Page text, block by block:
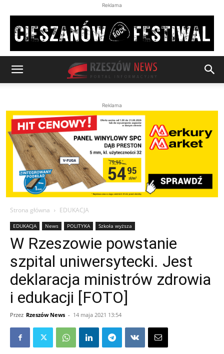
Reklama
Reklama
Strona główna EDUKACJA
EDUKACJA News POLITYKA Szkoła wyższa
W Rzeszowie powstanie
szpital uniwersytecki. Jest
deklaracja ministrów zdrowia
i edukacji [FOTO]
Przez Rzeszów News - 14 maja 2021 13:54